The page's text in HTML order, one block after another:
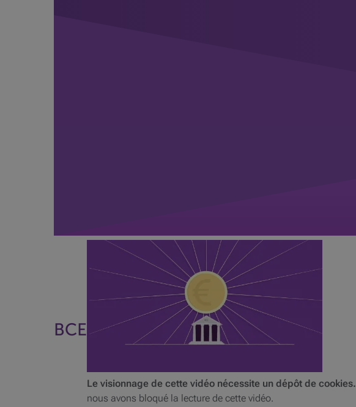
BCE
Le visionnage de cette vidéo nécessite un dépôt de cookies.
nous avons bloqué la lecture de cette vidéo.